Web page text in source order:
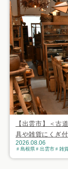
【出雲市】＜古
具や雑貨にくぎ
2026.08.06
島根県 出雲市 雑